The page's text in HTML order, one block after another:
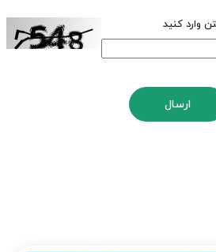
وارد کنید
ارسال